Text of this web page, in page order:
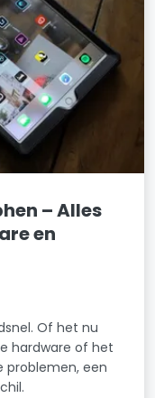
– Alles
en
Of het nu
hardware of het
problemen, een